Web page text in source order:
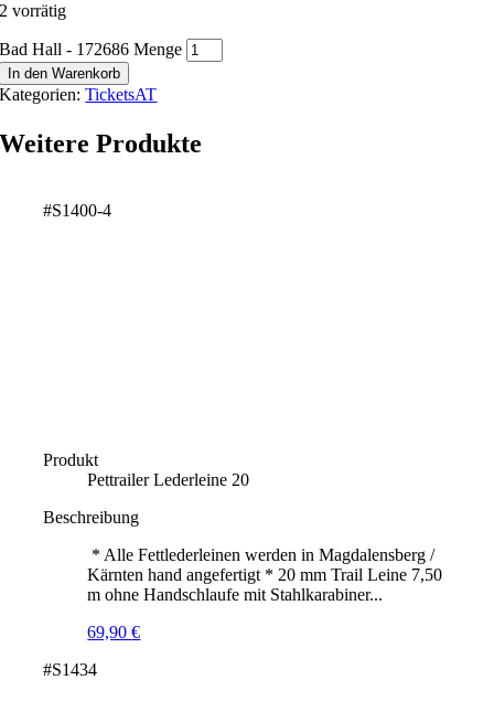
2 vorrätig
Bad Hall - 172686 Menge
In den Warenkorb
Kategorien:TicketsAT
Weitere Produkte
#S1400-4
Produkt
Pettrailer Lederleine 20
Beschreibung
* Alle Fettlederleinen werden in Magdalensberg /
Kärnten hand angefertigt * 20 mm Trail Leine 7,50
m ohne Handschlaufe mit Stahlkarabiner...
69,90€
#S1434